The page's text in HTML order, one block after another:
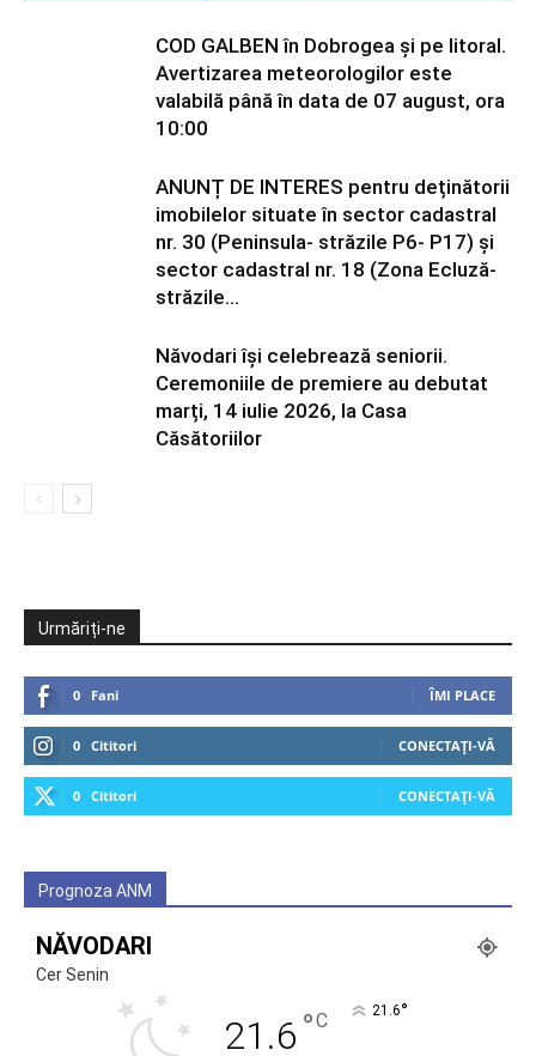
COD GALBEN în Dobrogea și pe litoral.
Avertizarea meteorologilor este
valabilă până în data de 07 august, ora
10:00
ANUNȚ DE INTERES pentru deținătorii
imobilelor situate în sector cadastral
nr. 30 (Peninsula- străzile P6- P17) și
sector cadastral nr. 18 (Zona Ecluză-
străzile...
Năvodari își celebrează seniorii.
Ceremoniile de premiere au debutat
marți, 14 iulie 2026, la Casa
Căsătoriilor
Urmăriți-ne
0 Fani ÎMI PLACE
0 Cititori CONECTAȚI-VĂ
0 Cititori CONECTAȚI-VĂ
Prognoza ANM
NĂVODARI
Cer Senin
21.6 °C 21.6°